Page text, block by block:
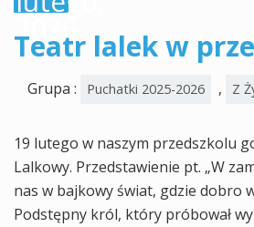
2026
Teatr lalek w
Grupa : Puchatki 2025-2026 , Z
19 lutego w naszym przedszkolu
Lalkowy. Przedstawienie pt. „W
nas w bajkowy świat, gdzie dobro
Podstępny król, który próbował